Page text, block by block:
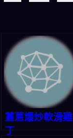
薑蔥爆炒軟滑雞
丁